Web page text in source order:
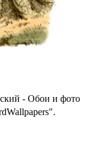
- Обои и фото